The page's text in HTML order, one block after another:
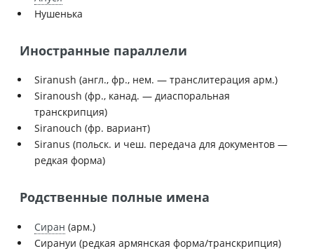
Нушенька
Иностранные параллели
Siranush (англ., фр., нем. — транслитерация арм.)
Siranoush (фр., канад. — диаспоральная
транскрипция)
Siranouch (фр. вариант)
Siranus (польск. и чеш. передача для документов —
редкая форма)
Родственные полные имена
Сиран (арм.)
Сирануи (редкая армянская форма/транскрипция)